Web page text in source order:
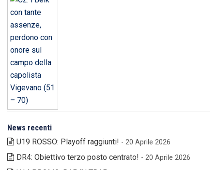
News recenti
U19 ROSSO: Playoff raggiunti! - 20 Aprile 2026
DR4: Obiettivo terzo posto centrato! - 20 Aprile 2026